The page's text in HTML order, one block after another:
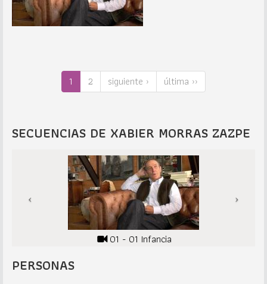
1 2 siguiente › última ››
SECUENCIAS DE XABIER MORRAS ZAZPE
01 - 01 Infancia
PERSONAS